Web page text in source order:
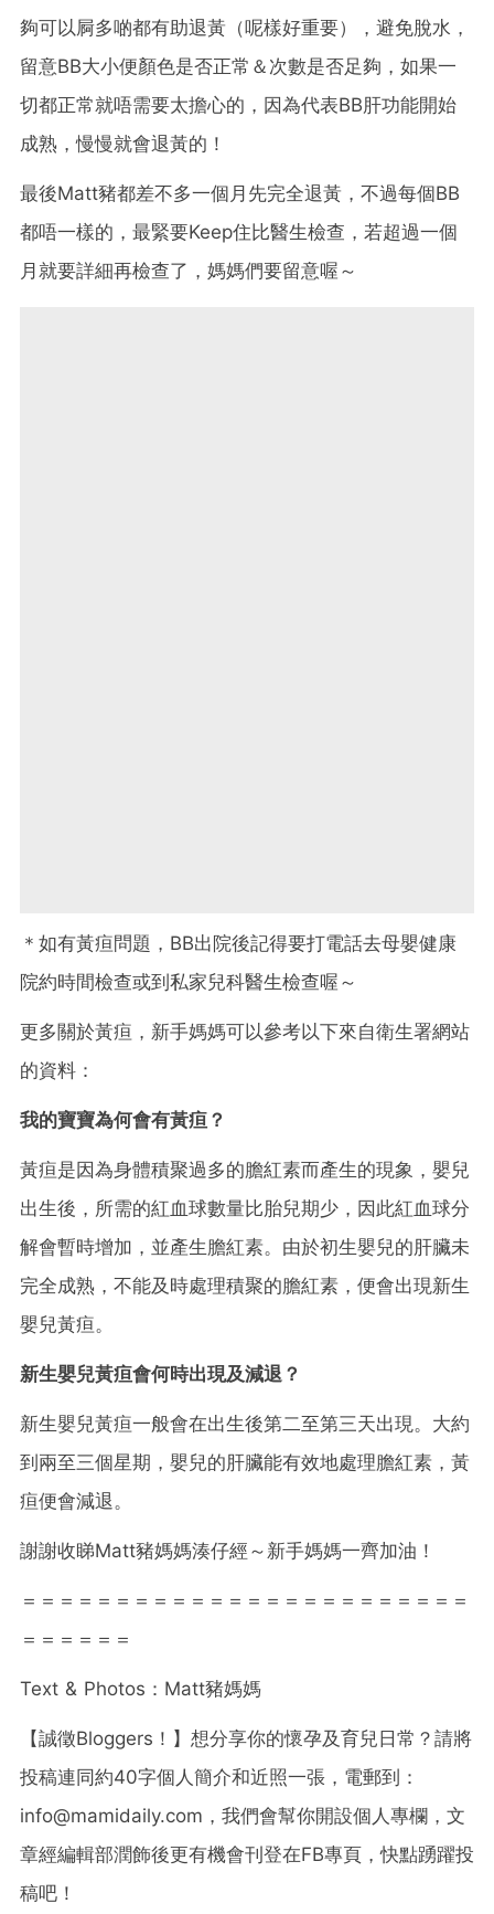
夠可以屙多啲都有助退黃（呢樣好重要），避免脫水，
留意BB大小便顏色是否正常＆次數是否足夠，如果一
切都正常就唔需要太擔心的，因為代表BB肝功能開始
成熟，慢慢就會退黃的！
最後Matt豬都差不多一個月先完全退黃，不過每個BB
都唔一樣的，最緊要Keep住比醫生檢查，若超過一個
月就要詳細再檢查了，媽媽們要留意喔～
＊如有黃疸問題，BB出院後記得要打電話去母嬰健康
院約時間檢查或到私家兒科醫生檢查喔～
更多關於黃疸，新手媽媽可以參考以下來自衛生署網站
的資料：
我的寶寶為何會有黃疸？
黃疸是因為身體積聚過多的膽紅素而產生的現象，嬰兒
出生後，所需的紅血球數量比胎兒期少，因此紅血球分
解會暫時增加，並產生膽紅素。由於初生嬰兒的肝臟未
完全成熟，不能及時處理積聚的膽紅素，便會出現新生
嬰兒黃疸。
新生嬰兒黃疸會何時出現及減退？
新生嬰兒黃疸一般會在出生後第二至第三天出現。大約
到兩至三個星期，嬰兒的肝臟能有效地處理膽紅素，黃
疸便會減退。
謝謝收睇Matt豬媽媽湊仔經～新手媽媽一齊加油！
＝＝＝＝＝＝＝＝＝＝＝＝＝＝＝＝＝＝＝＝＝＝＝＝
＝＝＝＝＝＝
Text & Photos：Matt豬媽媽
【誠徵Bloggers ！】想分享你的懷孕及育兒日常？請將
投稿連同約40字個人簡介和近照一張，電郵到：
info@mamidaily.com ，我們會幫你開設個人專欄，文
章經編輯部潤飾後更有機會刊登在FB專頁，快點踴躍投
稿吧！